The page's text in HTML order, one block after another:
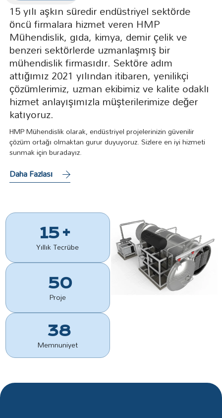
15 yılı aşkın süredir endüstriyel sektörde
öncü firmalara hizmet veren HMP
Mühendislik, gıda, kimya, demir çelik ve
benzeri sektörlerde uzmanlaşmış bir
mühendislik firmasıdır. Sektöre adım
attığımız 2021 yılından itibaren, yenilikçi
çözümlerimiz, uzman ekibimiz ve kalite odaklı
hizmet anlayışımızla müşterilerimize değer
katıyoruz.
HMP Mühendislik olarak, endüstriyel projelerinizin güvenilir
çözüm ortağı olmaktan gurur duyuyoruz. Sizlere en iyi hizmeti
sunmak için buradayız.
Daha Fazlası
15 +
Yıllık Tecrübe
50
Proje
38
Memnuniyet